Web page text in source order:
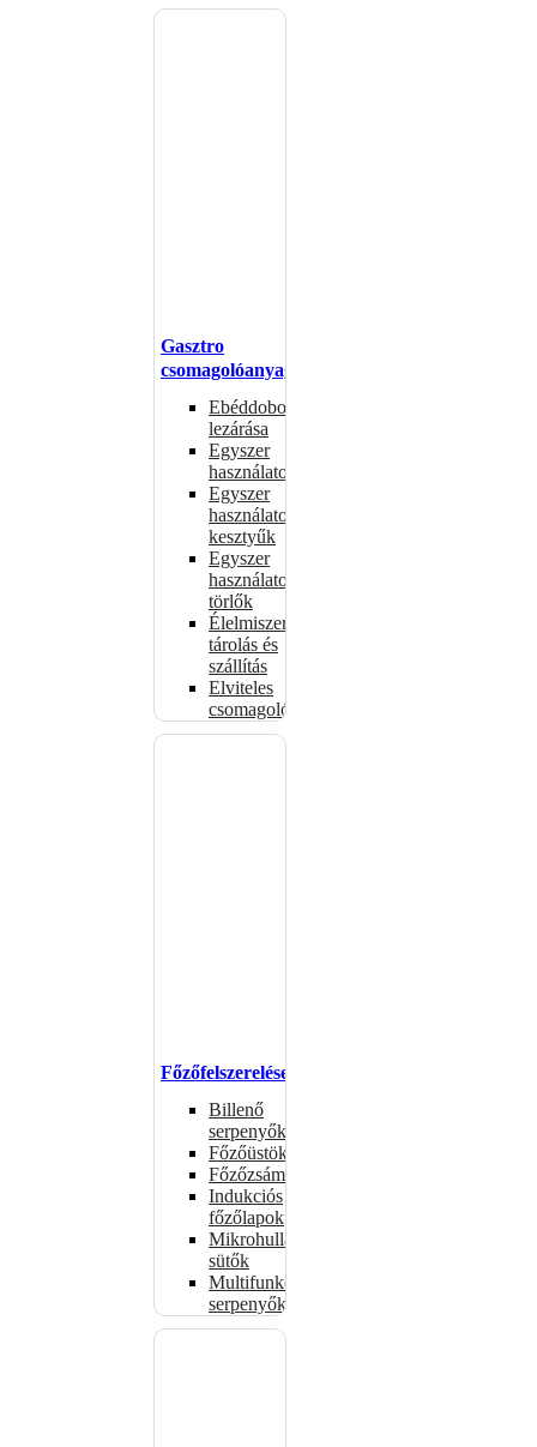
Gasztro
csomagolóanyagok
Ebéddobozok
lezárása
Egyszer
használatos
Egyszer
használatos
kesztyűk
Egyszer
használatos
törlők
Élelmiszer-
tárolás és
szállítás
Elviteles
csomagolóanyagok
Főzőfelszerelések
Billenő
serpenyők
Főzőüstök
Főzőzsámolyok
Indukciós
főzőlapok
Mikrohullámú
sütők
Multifunkciós
serpenyők